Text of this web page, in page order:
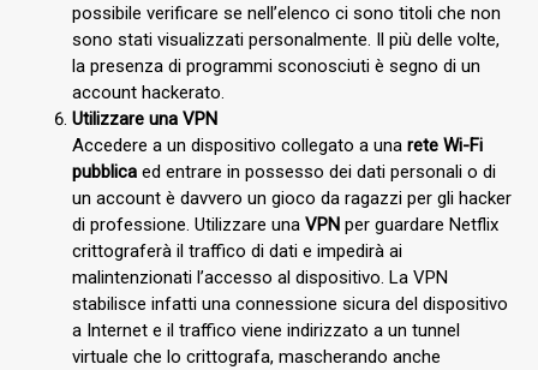
possibile verificare se nell’elenco ci sono titoli che non
sono stati visualizzati personalmente. Il più delle volte,
la presenza di programmi sconosciuti è segno di un
account hackerato.
Utilizzare una VPN
Accedere a un dispositivo collegato a una rete Wi-Fi
pubblica ed entrare in possesso dei dati personali o di
un account è davvero un gioco da ragazzi per gli hacker
di professione. Utilizzare una VPN per guardare Netflix
crittograferà il traffico di dati e impedirà ai
malintenzionati l’accesso al dispositivo. La VPN
stabilisce infatti una connessione sicura del dispositivo
a Internet e il traffico viene indirizzato a un tunnel
virtuale che lo crittografa, mascherando anche